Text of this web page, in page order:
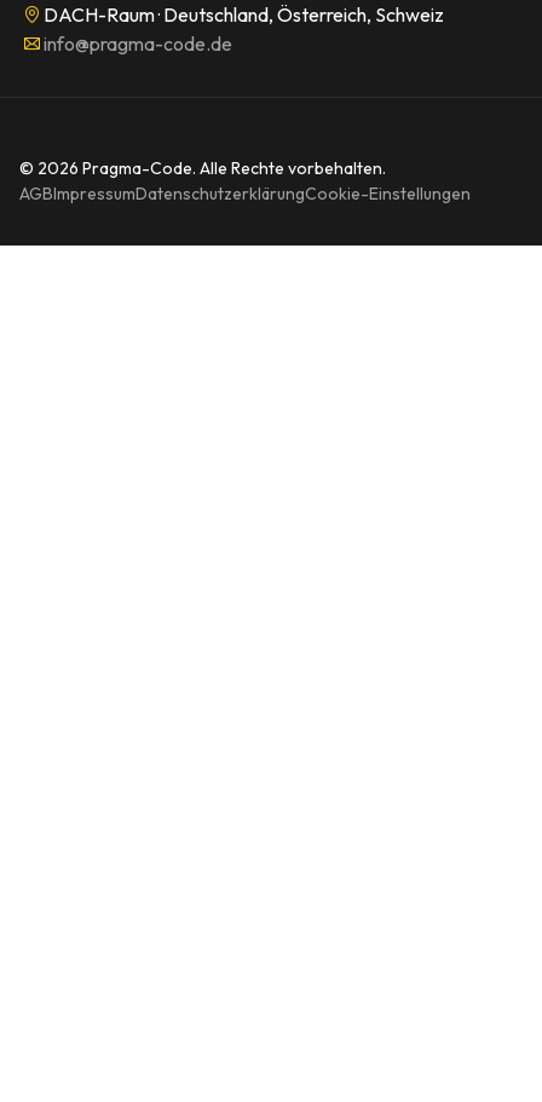
DACH-Raum · Deutschland, Österreich, Schweiz
info@pragma-code.de
© 2026 Pragma-Code. Alle Rechte vorbehalten.
AGBImpressumDatenschutzerklärungCookie-Einstellungen